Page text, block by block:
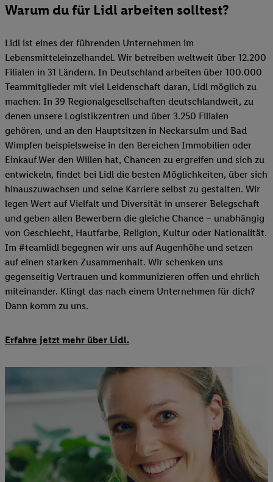
Warum du für Lidl arbeiten solltest?
Lidl ist eines der führenden Unternehmen im
Lebensmitteleinzelhandel. Wir betreiben weltweit über 12.200
Filialen in 31 Ländern. In Deutschland arbeiten über 100.000
Teammitglieder mit viel Leidenschaft daran, Lidl möglich zu
machen: In 39 Regionalgesellschaften deutschlandweit, zu
denen unsere Logistikzentren und über 3.250 Filialen
gehören, und an den Hauptsitzen in Neckarsulm und Bad
Wimpfen beispielsweise in den Bereichen Immobilien oder
Einkauf.Wer den Willen hat, Chancen zu ergreifen und sich zu
entwickeln, findet bei Lidl die besten Möglichkeiten, über sich
hinauszuwachsen und seine Karriere selbst zu gestalten. Wir
legen Wert auf Vielfalt und Diversität in unserer Belegschaft
und geben allen Bewerbern die gleiche Chance – unabhängig
von Geschlecht, Hautfarbe, Religion, Kultur oder Nationalität.
Im #teamlidl begegnen wir uns auf Augenhöhe und setzen
auf einen starken Zusammenhalt. Wir schenken uns
gegenseitig Vertrauen und kommunizieren offen und ehrlich
miteinander. Klingt das nach einem Unternehmen für dich?
Dann komm zu uns.​
Erfahre jetzt mehr über Lidl.